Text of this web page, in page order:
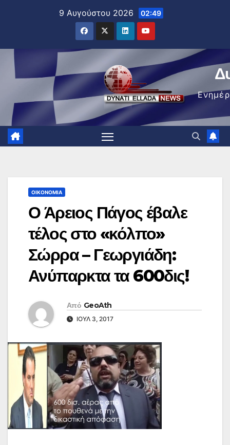
9 Αυγούστου 2026 02:49
ΟΙΚΟΝΟΜΊΑ
Ο Άρειος Πάγος έβαλε
τέλος στο «κόλπο»
Σώρρα – Γεωργιάδη:
Ανύπαρκτα τα 600δις!
Από GeoAth
ΙΟΎΛ 3, 2017